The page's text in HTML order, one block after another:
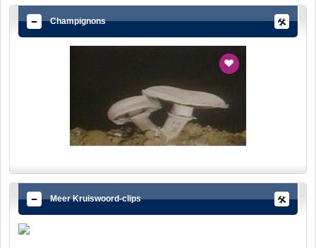
Champignons
Meer Kruiswoord-clips